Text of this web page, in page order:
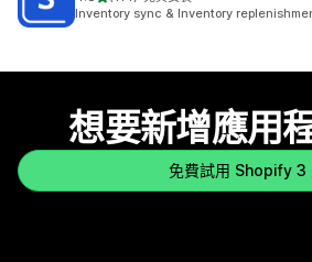
共有 114 則評價
Inventory sync & Inventory
想要新增應用
免費試用 Shopify 3